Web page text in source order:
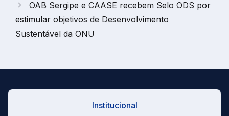
OAB Sergipe e CAASE recebem Selo ODS por
estimular objetivos de Desenvolvimento
Sustentável da ONU
Institucional